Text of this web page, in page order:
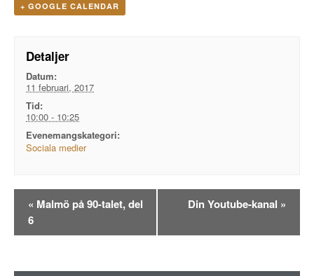
+ GOOGLE CALENDAR
Detaljer
Datum:
11 februari, 2017
Tid:
10:00 - 10:25
Evenemangskategori:
Sociala medier
Evenemangsnavigation
« Malmö på 90-talet, del
6
Din Youtube-kanal »